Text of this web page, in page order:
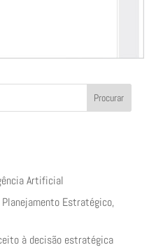
Procurar
Artificial
Estratégico,
à decisão estratégica